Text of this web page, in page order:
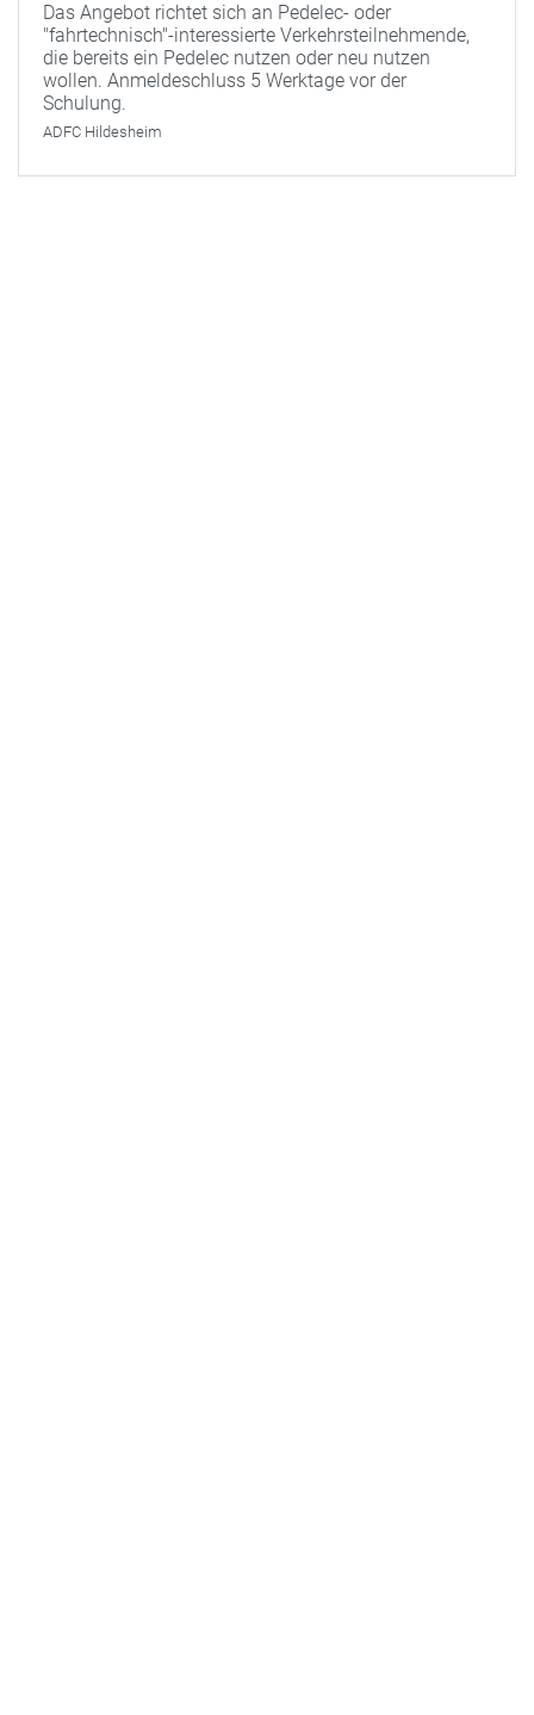
Das Angebot richtet sich an Pedelec- oder
"fahrtechnisch"-interessierte Verkehrsteilnehmende,
die bereits ein Pedelec nutzen oder neu nutzen
wollen. Anmeldeschluss 5 Werktage vor der
Schulung.
ADFC Hildesheim